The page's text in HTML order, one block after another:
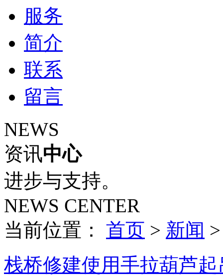
服务
简介
联系
留言
NEWS
资讯中心
进步与支持。
NEWS CENTER
当前位置： 首页 > 新闻
栈桥修建使用手拉葫芦起